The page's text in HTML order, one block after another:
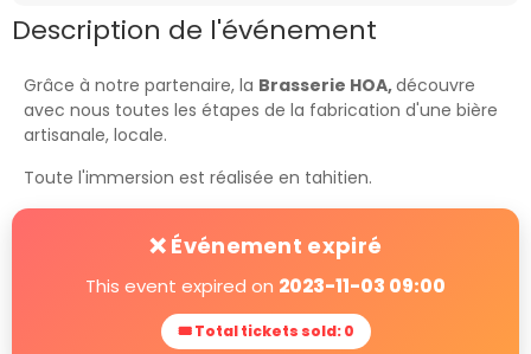
Description de l'événement
Grâce à notre partenaire, la Brasserie HOA,découvre
avec nous toutes les étapes de la fabrication d'une bière
artisanale, locale.
Toute l'immersion est réalisée en tahitien.
❌ Événement expiré
This event expired on 2023-11-03 09:00
🎟 Total tickets sold: 0